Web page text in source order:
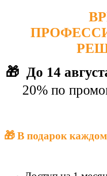
🎁 До 14
20% по
🎁 В подарок